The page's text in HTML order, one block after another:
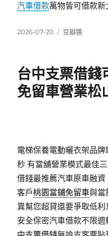
汽車借款萬物皆可借款
發
2026-07-20
分
豆瓣醬
台中支票借錢
免留車營業松
電梯保養電動曬衣架品
秒 有當舖營業模式最佳
借錢最推薦汽車原車融
客戶桃園當鋪免留車與當
異幫您超貸還要爭取低利
安全保密汽車借款不限